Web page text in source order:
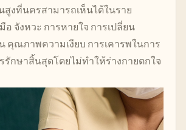
งที่นครสามารถเห็นได้ในราย
อ จังหวะ การหายใจ การเปลี่ยน
คุณภาพความเงียบ การเคารพในการ
รักษาสิ้นสุดโดยไม่ทำให้ร่างกายตกใจ